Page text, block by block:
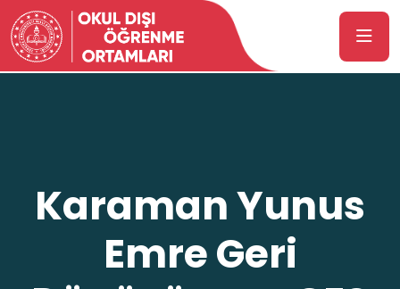
Karaman Yunus
Emre Geri